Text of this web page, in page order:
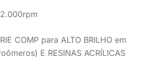
COMP para ALTO BRILHO em
E RESINAS ACRÍLICAS